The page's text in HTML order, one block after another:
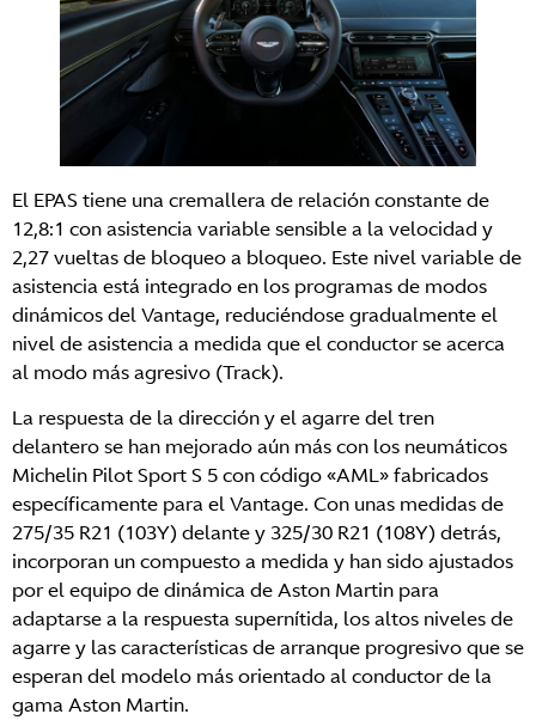
El EPAS tiene una cremallera de relación constante de
12,8:1 con asistencia variable sensible a la velocidad y
2,27 vueltas de bloqueo a bloqueo. Este nivel variable de
asistencia está integrado en los programas de modos
dinámicos del Vantage, reduciéndose gradualmente el
nivel de asistencia a medida que el conductor se acerca
al modo más agresivo (Track).
La respuesta de la dirección y el agarre del tren
delantero se han mejorado aún más con los neumáticos
Michelin Pilot Sport S 5 con código «AML» fabricados
específicamente para el Vantage. Con unas medidas de
275/35 R21 (103Y) delante y 325/30 R21 (108Y) detrás,
incorporan un compuesto a medida y han sido ajustados
por el equipo de dinámica de Aston Martin para
adaptarse a la respuesta supernítida, los altos niveles de
agarre y las características de arranque progresivo que se
esperan del modelo más orientado al conductor de la
gama Aston Martin.